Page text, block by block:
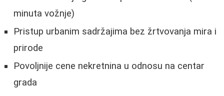
minuta vožnje)
Pristup urbanim sadržajima bez žrtvovanja mira i
prirode
Povoljnije cene nekretnina u odnosu na centar
grada